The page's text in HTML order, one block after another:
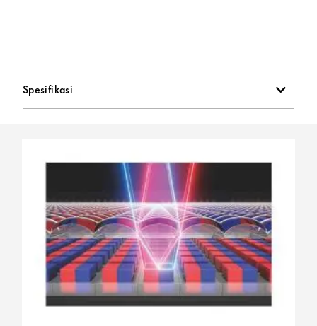
Dual Pixel CMOS AF, 4779 AF Points
Spesifikasi